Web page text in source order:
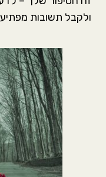
ולקבל תשובות